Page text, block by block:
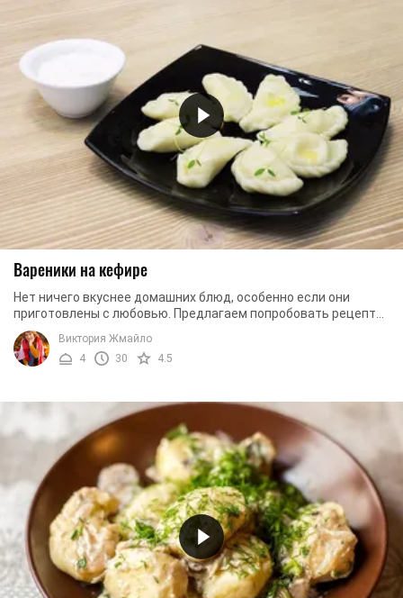
Вареники на кефире
Нет ничего вкуснее домашних блюд, особенно если они
приготовлены с любовью. Предлагаем попробовать рецепт
вареников на кефирном тесте. Они готовятся ...
Виктория Жмайло
4
30 4.5